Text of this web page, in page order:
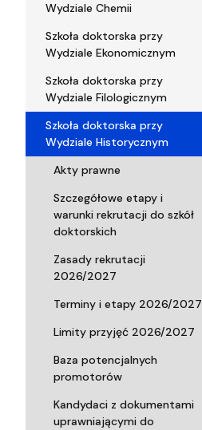
Wydziale Chemii
Szkoła doktorska przy
Wydziale Ekonomicznym
Szkoła doktorska przy
Wydziale Filologicznym
Szkoła doktorska przy
Wydziale Historycznym
Akty prawne
Szczegółowe etapy i
warunki rekrutacji do szkół
doktorskich
Zasady rekrutacji
2026/2027
Terminy i etapy 2026/2027
Limity przyjęć 2026/2027
Baza potencjalnych
promotorów
Kandydaci z dokumentami
uprawniającymi do